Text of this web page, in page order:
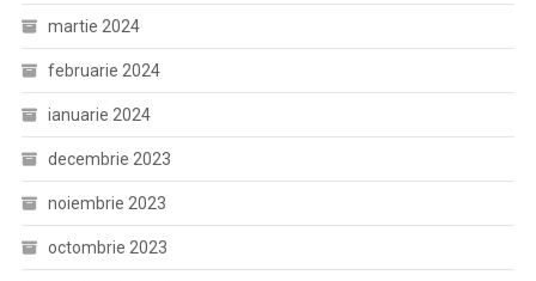
martie 2024
februarie 2024
ianuarie 2024
decembrie 2023
noiembrie 2023
octombrie 2023